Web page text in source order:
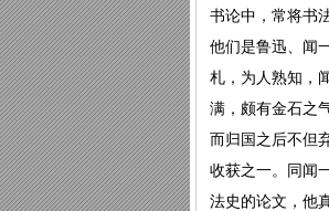
书论中，常将书
他们是鲁迅、闻
札，为人熟知，
满，颇有金石之
而归国之后不但
收获之一。同闻
法史的论文，他